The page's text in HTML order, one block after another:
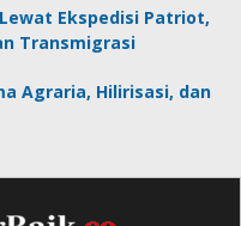
Ekspedisi Patriot,
Transmigrasi
Agraria, Hilirisasi, dan